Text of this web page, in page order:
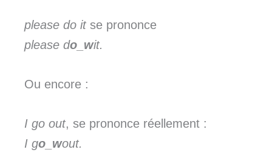
please do it se prononce
please do_wit.
Ou encore :
I go out, se prononce réellement :
I go_wout.